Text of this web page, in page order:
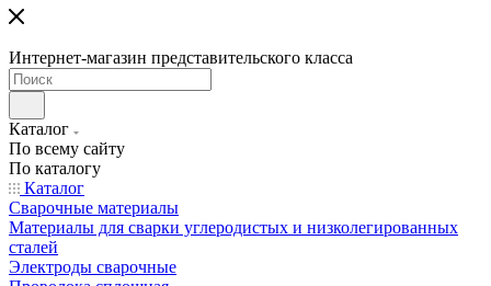
Интернет-магазин представительского класса
Каталог
По всему сайту
По каталогу
Каталог
Сварочные материалы
Материалы для сварки углеродистых и низколегированных
сталей
Электроды сварочные